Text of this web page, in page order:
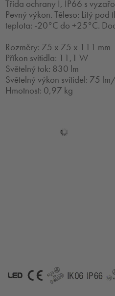
Třída ochrany I, IP66 s
Pevný výkon. Těleso: Litý
teplota: -20°C do +25°C.
Rozměry: 75 x 75 x 111 mm
Příkon svítidla: 11,1 W
Světelný tok: 830 lm
Světelný výkon svítidel: 75
Hmotnost: 0,97 kg